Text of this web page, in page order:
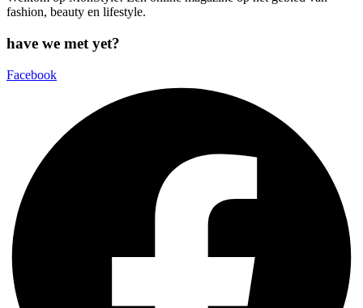
fashion, beauty en lifestyle.
have we met yet?
Facebook